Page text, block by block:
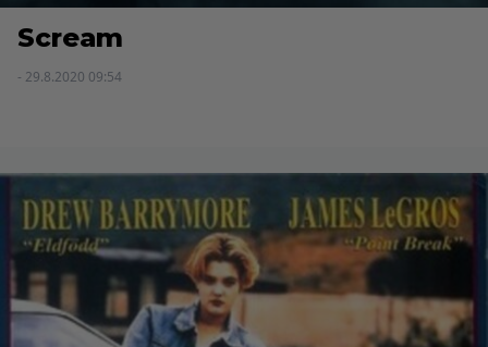
Scream
- 29.8.2020 09:54